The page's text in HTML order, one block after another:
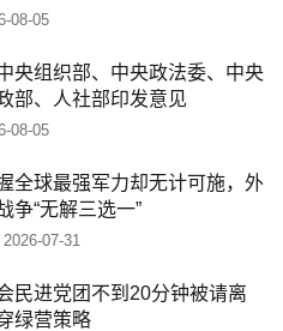
08-05
央组织部、中央政法委、中央
部、人社部印发意见
08-05
全球最强军力却无计可施，外
争“无解三选一”
2026-07-31
民进党团不到20分钟被请离
绿营策略